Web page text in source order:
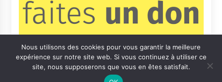
Nous utilisons des cookies pour vous garantir la meilleure
expérience sur notre site web. Si vous continuez à utiliser ce
site, nous supposerons que vous en êtes satisfait.